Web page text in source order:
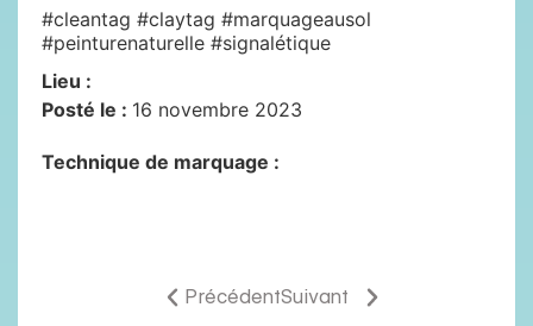
#cleantag #claytag #marquageausol
#peinturenaturelle #signalétique
Lieu :
Posté le : 16 novembre 2023
Technique de marquage :
PrécédentSuivant